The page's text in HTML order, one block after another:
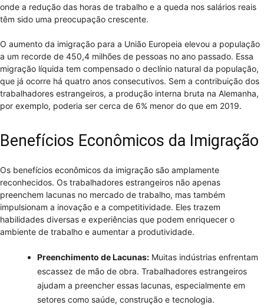
onde a redução das horas de trabalho e a queda nos salários reais
têm sido uma preocupação crescente.
O aumento da imigração para a União Europeia elevou a população
a um recorde de 450,4 milhões de pessoas no ano passado. Essa
migração líquida tem compensado o declínio natural da população,
que já ocorre há quatro anos consecutivos. Sem a contribuição dos
trabalhadores estrangeiros, a produção interna bruta na Alemanha,
por exemplo, poderia ser cerca de 6% menor do que em 2019.
Benefícios Econômicos da Imigração
Os benefícios econômicos da imigração são amplamente
reconhecidos. Os trabalhadores estrangeiros não apenas
preenchem lacunas no mercado de trabalho, mas também
impulsionam a inovação e a competitividade. Eles trazem
habilidades diversas e experiências que podem enriquecer o
ambiente de trabalho e aumentar a produtividade.
Preenchimento de Lacunas: Muitas indústrias enfrentam
escassez de mão de obra. Trabalhadores estrangeiros
ajudam a preencher essas lacunas, especialmente em
setores como saúde, construção e tecnologia.